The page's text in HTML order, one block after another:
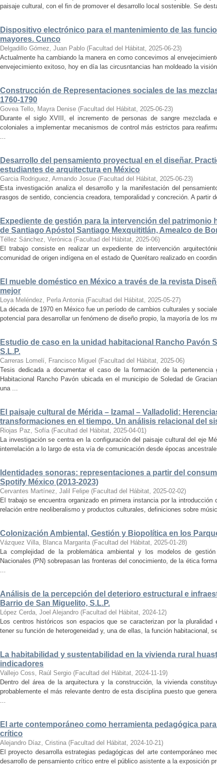
paisaje cultural, con el fin de promover el desarrollo local sostenible. Se
Dispositivo electrónico para el mantenimiento de las
mayores. Cunco
Delgadillo Gómez, Juan Pablo (Facultad del Hábitat, 2025-06-23)
Actualmente ha cambiando la manera en como concevimos al
envejecimiento exitoso, hoy en día las circusntancias han moldeado la
Construcción de Representaciones sociales de las
1760-1790
Govea Tello, Mayra Denise (Facultad del Hábitat, 2025-06-23)
Durante el siglo XVIII, el incremento de personas de sangre
coloniales a implementar mecanismos de control más estrictos para
...
Desarrollo del pensamiento proyectual en el diseñar.
estudiantes de arquitectura en México
Garcia Rodriguez, Armando Josue (Facultad del Hábitat, 2025-06-23)
Esta investigación analiza el desarrollo y la manifestación del
rasgos de sentido, conciencia creadora, temporalidad y concreción. A partir
Expediente de gestión para la intervención del patrimonio
de Santiago Apóstol Santiago Mexquititlán, Amealco de
Téllez Sánchez, Verónica (Facultad del Hábitat, 2025-06)
El trabajo consiste en realizar un expediente de intervención
comunidad de origen indígena en el estado de Querétaro realizado en
El mueble doméstico en México a través de la revista
mejor
Loya Meléndez, Perla Antonia (Facultad del Hábitat, 2025-05-27)
La década de 1970 en México fue un período de cambios culturales y
potencial para desarrollar un fenómeno de diseño propio, la mayoría de los
Estudio de caso en la unidad habitacional Rancho Pavón
S.L.P.
Carreras Lomelí, Francisco Miguel (Facultad del Hábitat, 2025-06)
Tesis dedicada a documentar el caso de la formación de la
Habitacional Rancho Pavón ubicada en el municipio de Soledad de
una ...
El paisaje cultural de Mérida – Izamal – Valladolid:
transformaciones en el tiempo. Un análisis relacional del
Riojas Paz, Sofía (Facultad del Hábitat, 2025-04-01)
La investigación se centra en la configuración del paisaje cultural del eje
interrelación a lo largo de esta vía de comunicación desde épocas
Identidades sonoras: representaciones a partir del
Spotify México (2013-2023)
Cervantes Martínez, Jalil Felipe (Facultad del Hábitat, 2025-02-02)
El trabajo se encuentra organizado en primera instancia por la
relación entre neoliberalismo y productos culturales, definiciones sobre
Colonización Ambiental, Gestión y Biopolítica en los
Vázquez Villa, Blanca Margarita (Facultad del Hábitat, 2025-01-28)
La complejidad de la problemática ambiental y los modelos de
Nacionales (PN) sobrepasan las fronteras del conocimiento, de la ética
...
Análisis de la percepción del deterioro estructural e
Barrio de San Miguelito, S.L.P.
López Cerda, Joel Alejandro (Facultad del Hábitat, 2024-12)
Los centros históricos son espacios que se caracterizan por la
tener su función de heterogeneidad y, una de ellas, la función habitacional,
La habitabilidad y sustentabilidad en la vivienda rural
indicadores
Vallejo Coss, Raúl Sergio (Facultad del Hábitat, 2024-11-19)
Dentro del área de la arquitectura y la construcción, la vivienda
probablemente el más relevante dentro de esta disciplina puesto que
...
El arte contemporáneo como herramienta pedagógica
crítico
Alejandro Díaz, Cristina (Facultad del Hábitat, 2024-10-21)
El proyecto desarrolla estrategias pedagógicas del arte contemporáneo
desarrollo de pensamiento crítico entre el público asistente a la exposición